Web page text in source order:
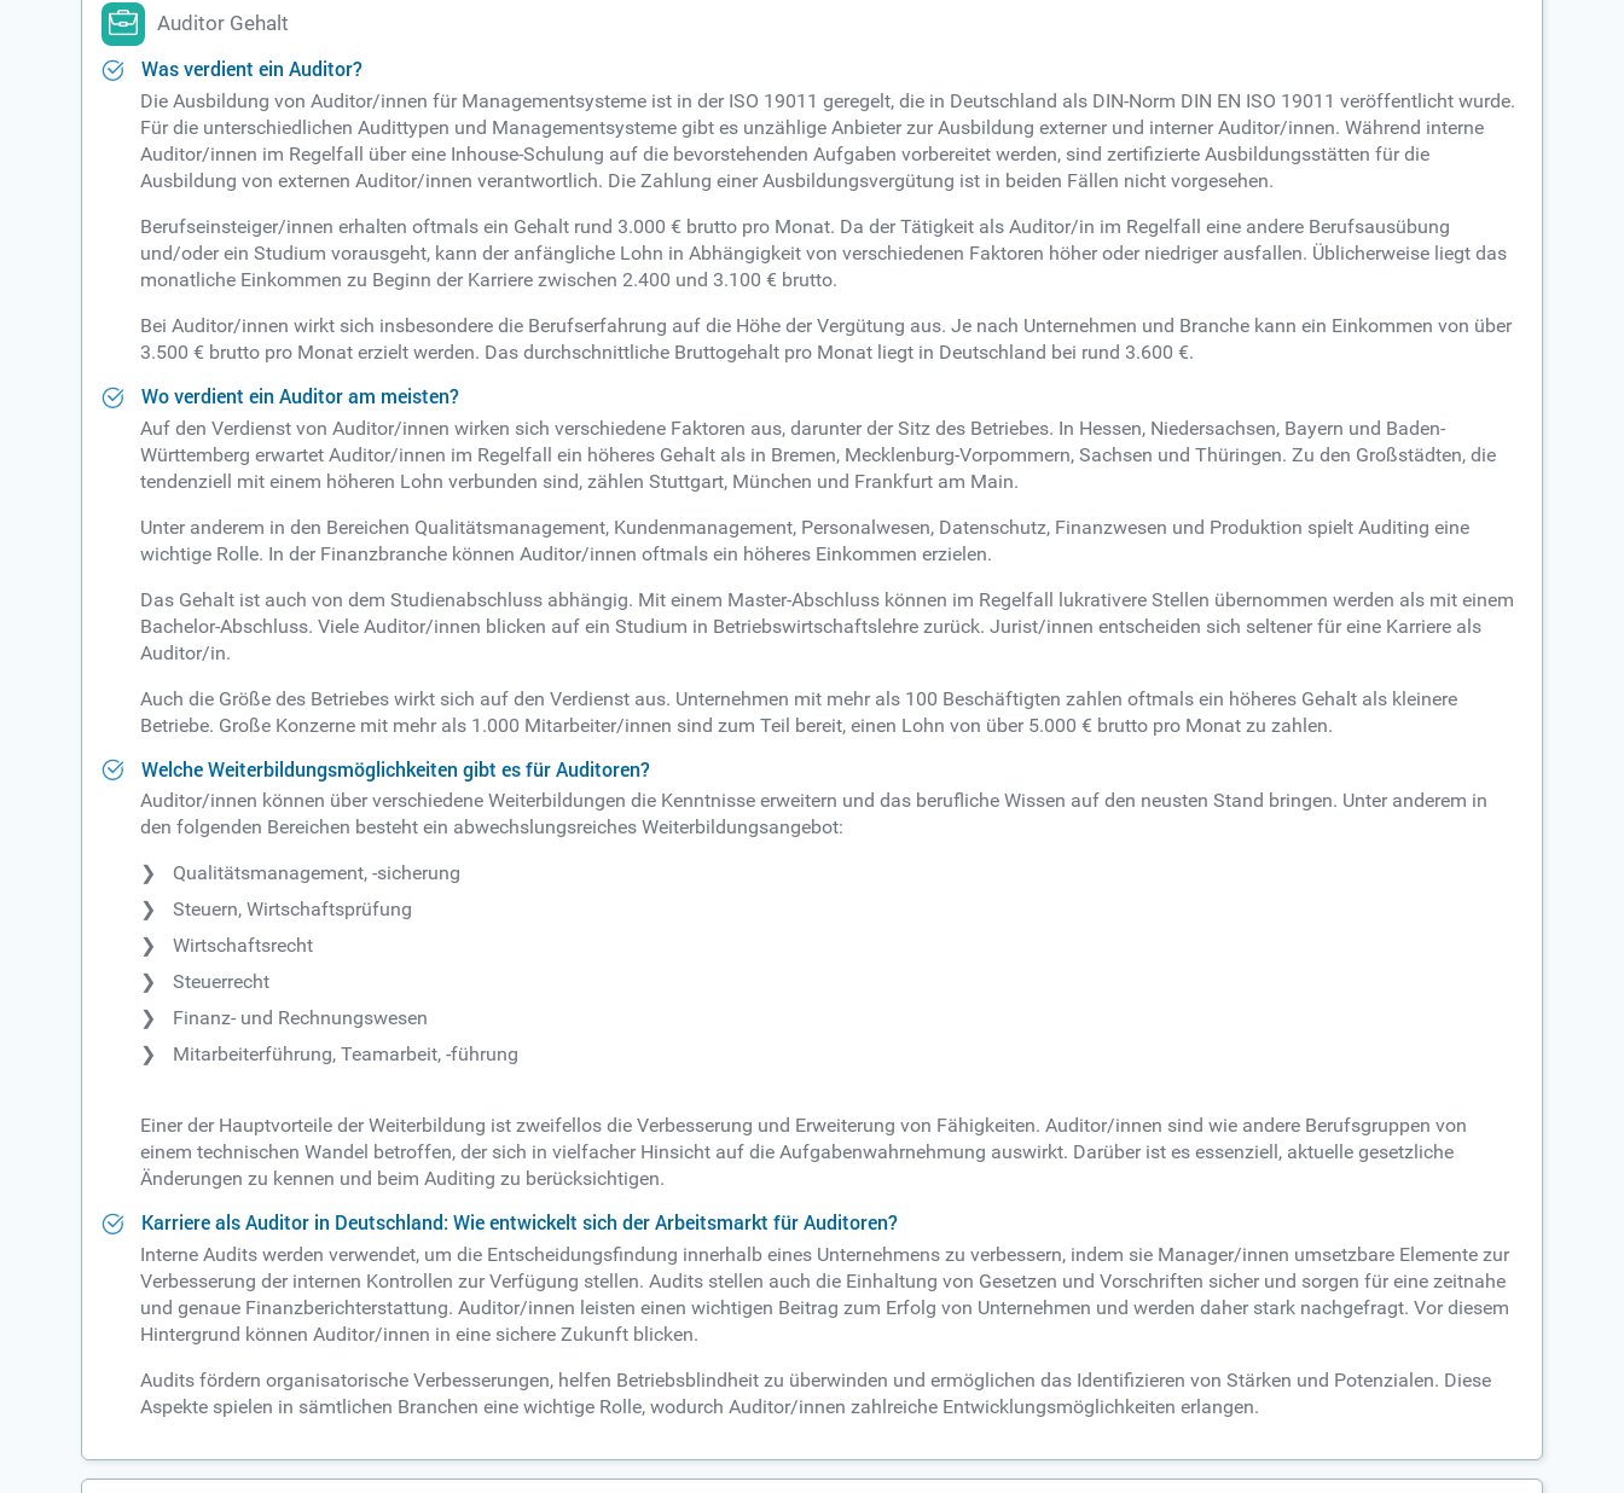
Auditor Gehalt
Was verdient ein Auditor?
Die Ausbildung von Auditor/innen für Managementsysteme ist in der ISO 19011 geregelt, die in Deutschland als DIN-Norm DIN EN ISO 19011 veröffentlicht wurde.
Für die unterschiedlichen Audittypen und Managementsysteme gibt es unzählige Anbieter zur Ausbildung externer und interner Auditor/innen. Während interne
Auditor/innen im Regelfall über eine Inhouse-Schulung auf die bevorstehenden Aufgaben vorbereitet werden, sind zertifizierte Ausbildungsstätten für die
Ausbildung von externen Auditor/innen verantwortlich. Die Zahlung einer Ausbildungsvergütung ist in beiden Fällen nicht vorgesehen.
Berufseinsteiger/innen erhalten oftmals ein Gehalt rund 3.000 € brutto pro Monat. Da der Tätigkeit als Auditor/in im Regelfall eine andere Berufsausübung
und/oder ein Studium vorausgeht, kann der anfängliche Lohn in Abhängigkeit von verschiedenen Faktoren höher oder niedriger ausfallen. Üblicherweise liegt das
monatliche Einkommen zu Beginn der Karriere zwischen 2.400 und 3.100 € brutto.
Bei Auditor/innen wirkt sich insbesondere die Berufserfahrung auf die Höhe der Vergütung aus. Je nach Unternehmen und Branche kann ein Einkommen von über
3.500 € brutto pro Monat erzielt werden. Das durchschnittliche Bruttogehalt pro Monat liegt in Deutschland bei rund 3.600 €.
Wo verdient ein Auditor am meisten?
Auf den Verdienst von Auditor/innen wirken sich verschiedene Faktoren aus, darunter der Sitz des Betriebes. In Hessen, Niedersachsen, Bayern und Baden-
Württemberg erwartet Auditor/innen im Regelfall ein höheres Gehalt als in Bremen, Mecklenburg-Vorpommern, Sachsen und Thüringen. Zu den Großstädten, die
tendenziell mit einem höheren Lohn verbunden sind, zählen Stuttgart, München und Frankfurt am Main.
Unter anderem in den Bereichen Qualitätsmanagement, Kundenmanagement, Personalwesen, Datenschutz, Finanzwesen und Produktion spielt Auditing eine
wichtige Rolle. In der Finanzbranche können Auditor/innen oftmals ein höheres Einkommen erzielen.
Das Gehalt ist auch von dem Studienabschluss abhängig. Mit einem Master-Abschluss können im Regelfall lukrativere Stellen übernommen werden als mit einem
Bachelor-Abschluss. Viele Auditor/innen blicken auf ein Studium in Betriebswirtschaftslehre zurück. Jurist/innen entscheiden sich seltener für eine Karriere als
Auditor/in.
Auch die Größe des Betriebes wirkt sich auf den Verdienst aus. Unternehmen mit mehr als 100 Beschäftigten zahlen oftmals ein höheres Gehalt als kleinere
Betriebe. Große Konzerne mit mehr als 1.000 Mitarbeiter/innen sind zum Teil bereit, einen Lohn von über 5.000 € brutto pro Monat zu zahlen.
Welche Weiterbildungsmöglichkeiten gibt es für Auditoren?
Auditor/innen können über verschiedene Weiterbildungen die Kenntnisse erweitern und das berufliche Wissen auf den neusten Stand bringen. Unter anderem in
den folgenden Bereichen besteht ein abwechslungsreiches Weiterbildungsangebot:
Qualitätsmanagement, -sicherung
Steuern, Wirtschaftsprüfung
Wirtschaftsrecht
Steuerrecht
Finanz- und Rechnungswesen
Mitarbeiterführung, Teamarbeit, -führung
Einer der Hauptvorteile der Weiterbildung ist zweifellos die Verbesserung und Erweiterung von Fähigkeiten. Auditor/innen sind wie andere Berufsgruppen von
einem technischen Wandel betroffen, der sich in vielfacher Hinsicht auf die Aufgabenwahrnehmung auswirkt. Darüber ist es essenziell, aktuelle gesetzliche
Änderungen zu kennen und beim Auditing zu berücksichtigen.
Karriere als Auditor in Deutschland: Wie entwickelt sich der Arbeitsmarkt für Auditoren?
Interne Audits werden verwendet, um die Entscheidungsfindung innerhalb eines Unternehmens zu verbessern, indem sie Manager/innen umsetzbare Elemente zur
Verbesserung der internen Kontrollen zur Verfügung stellen. Audits stellen auch die Einhaltung von Gesetzen und Vorschriften sicher und sorgen für eine zeitnahe
und genaue Finanzberichterstattung. Auditor/innen leisten einen wichtigen Beitrag zum Erfolg von Unternehmen und werden daher stark nachgefragt. Vor diesem
Hintergrund können Auditor/innen in eine sichere Zukunft blicken.
Audits fördern organisatorische Verbesserungen, helfen Betriebsblindheit zu überwinden und ermöglichen das Identifizieren von Stärken und Potenzialen. Diese
Aspekte spielen in sämtlichen Branchen eine wichtige Rolle, wodurch Auditor/innen zahlreiche Entwicklungsmöglichkeiten erlangen.